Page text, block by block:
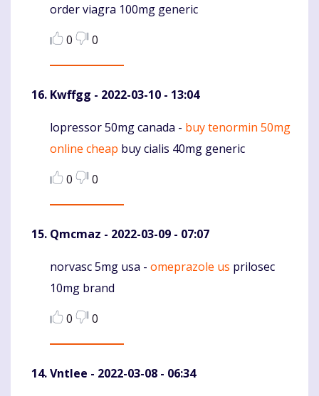
order viagra 100mg generic
0
0
Kwffgg - 2022-03-10 - 13:04
Komentaras
lopressor 50mg canada - buy tenormin 50mg
online cheap buy cialis 40mg generic
0
0
Qmcmaz - 2022-03-09 - 07:07
Komentaras
norvasc 5mg usa - omeprazole us prilosec
10mg brand
0
0
Vntlee - 2022-03-08 - 06:34